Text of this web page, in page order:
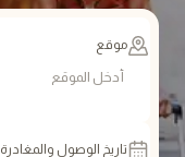
موقع
تاريخ الوصول والمغادرة